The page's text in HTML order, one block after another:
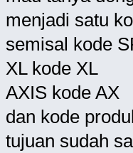
menjadi satu
semisal kode
XL kode XL
AXIS kode AX
dan kode
tujuan sudah